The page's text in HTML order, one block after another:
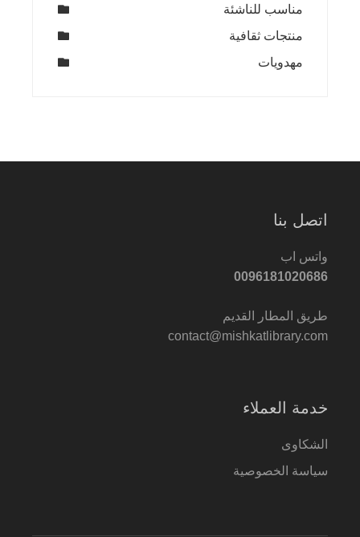
مناسب للناشئة
منتجات ثقافية
مهدويات
اتصل بنا
واتس اب
0096181020686
طريق المطار القديم
contact@mishkatlibrary.com
خدمة العملاء
الشكاوى
سياسة الخصوصية